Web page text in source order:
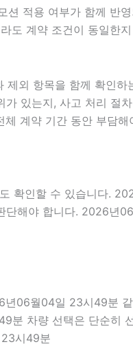
적용 여부가 함께 반
계약 조건이 동일
외 항목을 함께 확인
있는지, 사고 처리
계약 기간 동안 부담
확인할 수 있습니다.
단해야 합니다. 2026년
06월04일 23시49분
차량 선택은 단순히
시49분